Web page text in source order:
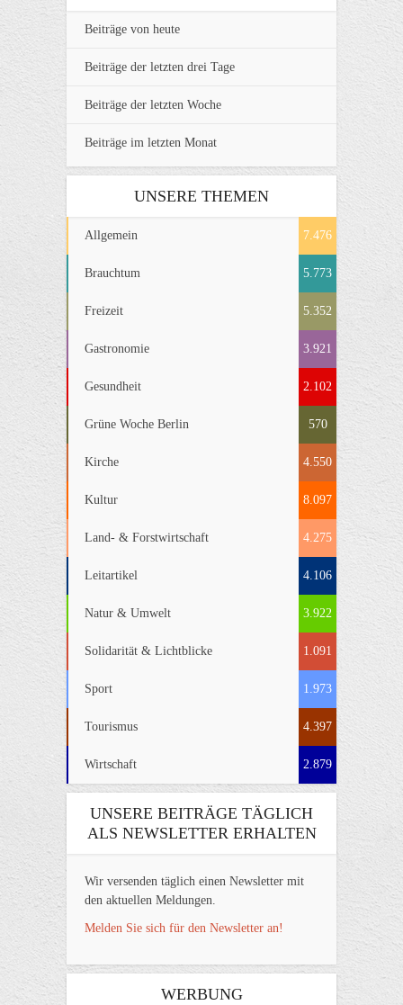
Beiträge von heute
Beiträge der letzten drei Tage
Beiträge der letzten Woche
Beiträge im letzten Monat
UNSERE THEMEN
Allgemein 7.476
Brauchtum 5.773
Freizeit 5.352
Gastronomie 3.921
Gesundheit 2.102
Grüne Woche Berlin 570
Kirche 4.550
Kultur 8.097
Land- & Forstwirtschaft 4.275
Leitartikel 4.106
Natur & Umwelt 3.922
Solidarität & Lichtblicke 1.091
Sport 1.973
Tourismus 4.397
Wirtschaft 2.879
UNSERE BEITRÄGE TÄGLICH
ALS NEWSLETTER ERHALTEN
Wir versenden täglich einen Newsletter mit
den aktuellen Meldungen.
Melden Sie sich für den Newsletter an!
WERBUNG